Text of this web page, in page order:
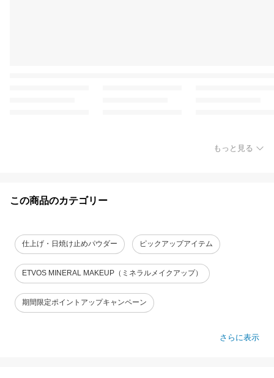
もっと見る
この商品のカテゴリー
仕上げ・日焼け止めパウダー ピックアップアイテム
ETVOS MINERAL MAKEUP（ミネラルメイクアップ）
期間限定ポイントアップキャンペーン
さらに表示